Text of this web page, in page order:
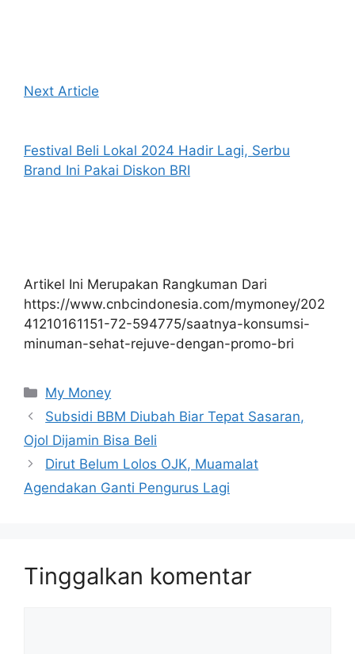
Next Article
Festival Beli Lokal 2024 Hadir Lagi, Serbu
Brand Ini Pakai Diskon BRI
Artikel Ini Merupakan Rangkuman Dari
https://www.cnbcindonesia.com/mymoney/202
41210161151-72-594775/saatnya-konsumsi-
minuman-sehat-rejuve-dengan-promo-bri
Kategori
My Money
Subsidi BBM Diubah Biar Tepat Sasaran,
Ojol Dijamin Bisa Beli
Dirut Belum Lolos OJK, Muamalat
Agendakan Ganti Pengurus Lagi
Tinggalkan komentar